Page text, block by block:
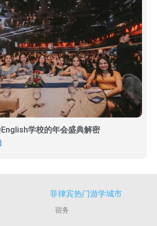
学校的年会盛典解密
菲律宾热门游学城市
宿务